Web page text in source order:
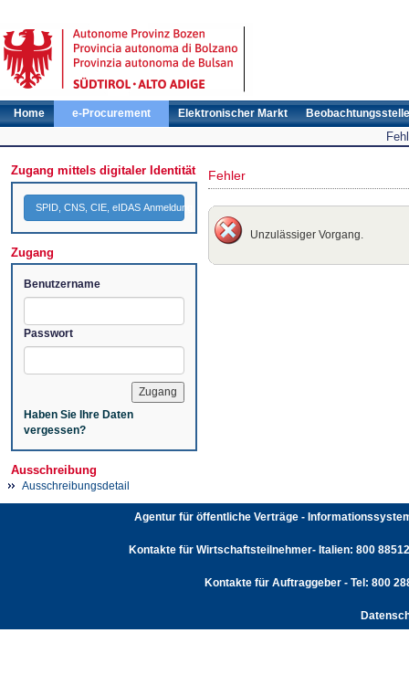
Home e-Procurement Elektronischer Markt Beobachtungsstelle
Zugang mittels digitaler Identität
SPID, CNS, CIE, eIDAS Anmeldung
Zugang
Benutzername
Passwort
Haben Sie Ihre Daten
vergessen?
Ausschreibung
Ausschreibungsdetail
Fehler
Unzulässiger Vorgang.
Agentur für öffentliche Verträge -
Kontakte für Wirtschaftsteilnehmer- Italien: 800
Kontakte für Auftraggeber - Tel: 800